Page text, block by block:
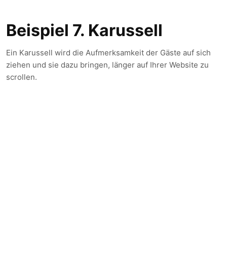
Beispiel 7. Karussell
Ein Karussell wird die Aufmerksamkeit der Gäste auf sich
ziehen und sie dazu bringen, länger auf Ihrer Website zu
scrollen.